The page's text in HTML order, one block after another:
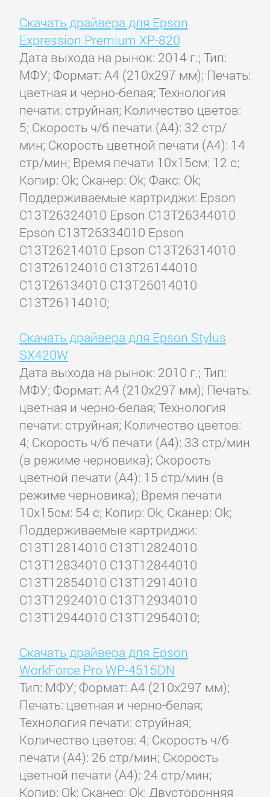
Скачать драйвера для Epson
Expression Premium XP-820
Дата выхода на рынок: 2014 г.; Тип:
МФУ; Формат: A4 (210x297 мм); Печать:
цветная и черно-белая; Технология
печати: струйная; Количество цветов:
5; Скорость ч/б печати (А4): 32 стр/
мин; Скорость цветной печати (А4): 14
стр/мин; Время печати 10x15см: 12 с;
Копир: Ok; Сканер: Ok; Факс: Ok;
Поддерживаемые картриджи: Epson
C13T26324010 Epson C13T26344010
Epson C13T26334010 Epson
C13T26214010 Epson C13T26314010
C13T26124010 C13T26144010
C13T26134010 C13T26014010
C13T26114010;
Скачать драйвера для Epson Stylus
SX420W
Дата выхода на рынок: 2010 г.; Тип:
МФУ; Формат: A4 (210x297 мм); Печать:
цветная и черно-белая; Технология
печати: струйная; Количество цветов:
4; Скорость ч/б печати (А4): 33 стр/мин
(в режиме черновика); Скорость
цветной печати (А4): 15 стр/мин (в
режиме черновика); Время печати
10x15см: 54 с; Копир: Ok; Сканер: Ok;
Поддерживаемые картриджи:
C13T12814010 C13T12824010
C13T12834010 C13T12844010
C13T12854010 C13T12914010
C13T12924010 C13T12934010
C13T12944010 C13T12954010;
Скачать драйвера для Epson
WorkForce Pro WP-4515DN
Тип: МФУ; Формат: A4 (210x297 мм);
Печать: цветная и черно-белая;
Технология печати: струйная;
Количество цветов: 4; Скорость ч/б
печати (А4): 26 стр/мин; Скорость
цветной печати (А4): 24 стр/мин;
Копир: Ok; Сканер: Ok; Двусторонняя